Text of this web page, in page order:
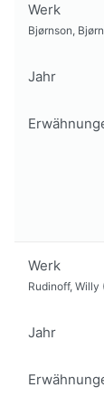
Werk
Bjørnson,
Jahr
Werk
Rudinoff, Willy
Jahr